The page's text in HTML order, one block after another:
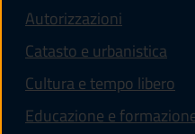
Autorizzazioni
Catasto e urbanistica
Cultura e tempo libero
Educazione e